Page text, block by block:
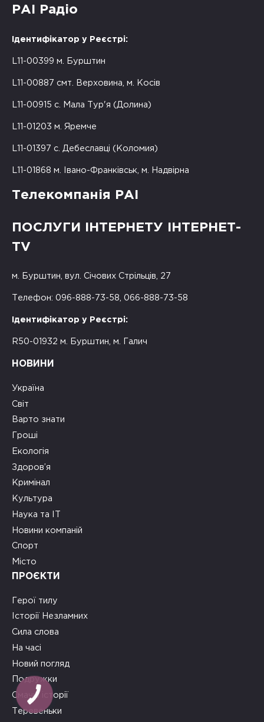
РАІ Радіо
Ідентифікатор у Реєстрі:
L11-00399 м. Бурштин
L11-00887 смт. Верховина, м. Косів
L11-00915 с. Мала Тур'я (Долина)
L11-01203 м. Яремче
L11-01397 с. Дебеславці (Коломия)
L11-01868 м. Івано-Франківськ, м. Надвірна
Телекомпанія РАІ
ПОСЛУГИ ІНТЕРНЕТУ ІНТЕРНЕТ-
TV
м. Бурштин, вул. Січових Стрільців, 27
Телефон: 096-888-73-58, 066-888-73-58
Ідентифікатор у Реєстрі:
R50-01932 м. Бурштин, м. Галич
НОВИНИ
Україна
Світ
Варто знати
Гроші
Екологія
Здоров’я
Кримінал
Культура
Наука та ІТ
Новини компаній
Спорт
Місто
ПРОЄКТИ
Герої тилу
Історії Незламних
Сила слова
На часі
Новий погляд
Подружки
Смачні історії
Теревеньки